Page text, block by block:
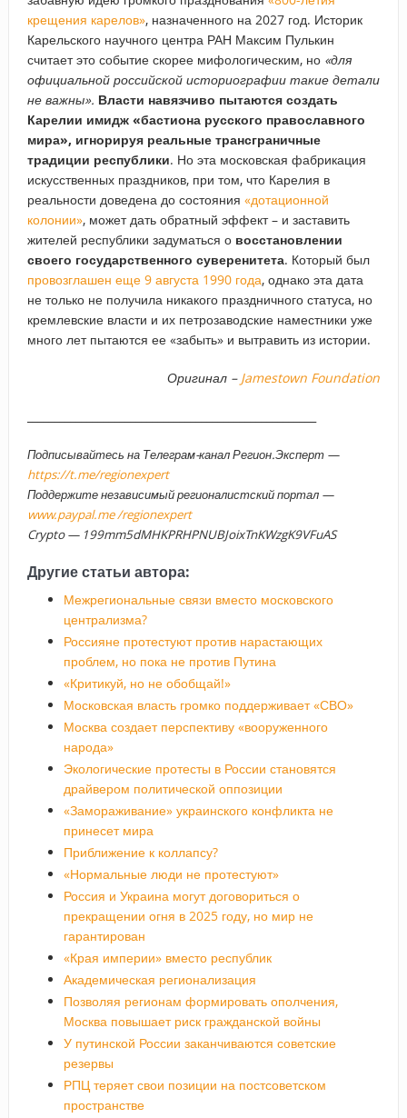
крещения карелов», назначенного на 2027 год. Историк
Карельского научного центра РАН Максим Пулькин
считает это событие скорее мифологическим, но «для
официальной российской историографии такие детали
не важны». Власти навязчиво пытаются создать
Карелии имидж «бастиона русского православного
мира», игнорируя реальные трансграничные
традиции республики. Но эта московская фабрикация
искусственных праздников, при том, что Карелия в
реальности доведена до состояния «дотационной
колонии», может дать обратный эффект – и заставить
жителей республики задуматься о восстановлении
своего государственного суверенитета. Который был
провозглашен еще 9 августа 1990 года, однако эта дата
не только не получила никакого праздничного статуса, но
кремлевские власти и их петрозаводские наместники уже
много лет пытаются ее «забыть» и вытравить из истории.
Оригинал – Jamestown Foundation
Подписывайтесь на Телеграм-канал Регион.Эксперт —
https://t.me/regionexpert
Поддержите независимый регионалистский портал —
www.paypal.me /regionexpert
Crypto — 199mm5dMHKPRHPNUBJoixTnKWzgK9VFuAS
Другие статьи автора:
Межрегиональные связи вместо московского
централизма?
Россияне протестуют против нарастающих
проблем, но пока не против Путина
«Критикуй, но не обобщай!»
Московская власть громко поддерживает «СВО»
Москва создает перспективу «вооруженного
народа»
Экологические протесты в России становятся
драйвером политической оппозиции
«Замораживание» украинского конфликта не
принесет мира
Приближение к коллапсу?
«Нормальные люди не протестуют»
Россия и Украина могут договориться о
прекращении огня в 2025 году, но мир не
гарантирован
«Края империи» вместо республик
Академическая регионализация
Позволяя регионам формировать ополчения,
Москва повышает риск гражданской войны
У путинской России заканчиваются советские
резервы
РПЦ теряет свои позиции на постсоветском
пространстве